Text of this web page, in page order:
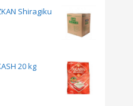
Shiragiku
20 kg